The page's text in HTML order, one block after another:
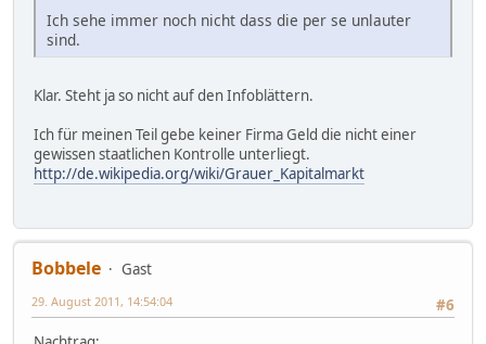
Ich sehe immer noch nicht dass die per se unlauter
sind.
Klar. Steht ja so nicht auf den Infoblättern.
Ich für meinen Teil gebe keiner Firma Geld die nicht einer
gewissen staatlichen Kontrolle unterliegt.
http://de.wikipedia.org/wiki/Grauer_Kapitalmarkt
Bobbele
Gast
#6
29. August 2011, 14:54:04